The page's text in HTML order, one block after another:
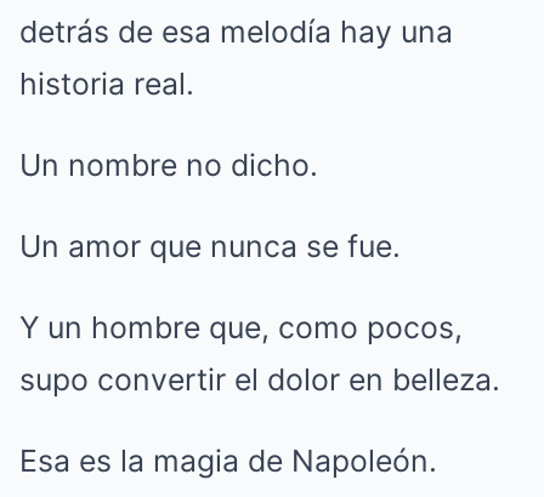
detrás de esa melodía hay una
historia real.
Un nombre no dicho.
Un amor que nunca se fue.
Y un hombre que, como pocos,
supo convertir el dolor en belleza.
Esa es la magia de Napoleón.